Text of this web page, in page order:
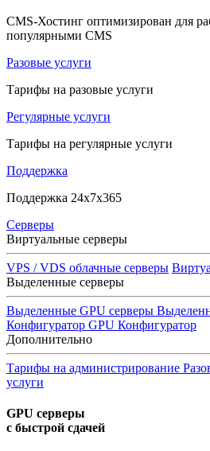
CMS-Хостинг оптимизирован для
популярными CMS
Разовые услуги
Тарифы на разовые услуги
Регулярные услуги
Тарифы на регулярные услуги
Поддержка
Поддержка 24x7x365
Серверы
Виртуальные серверы
VPS / VDS облачные серверы
Выделенные серверы
Выделенные GPU серверы
Конфигуратор GPU Конфигуратор
Дополнительно
Тарифы на администрирование
услуги
GPU серверы
с быстрой сдачей